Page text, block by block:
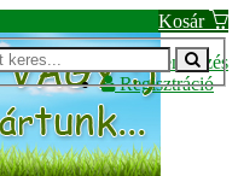
Kosár
Bejelentkezés
Regisztráció